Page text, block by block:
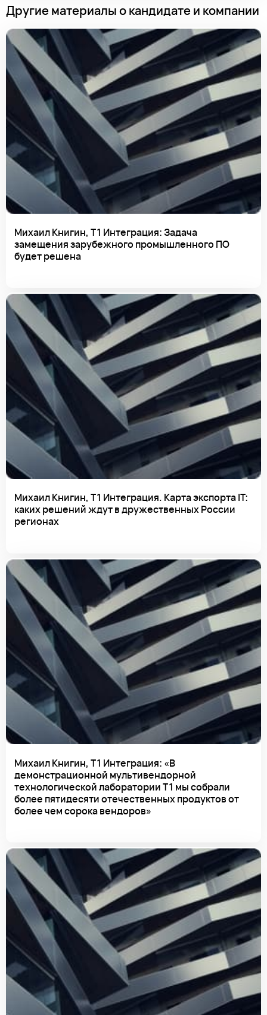
Другие материалы о кандидате и компании
Михаил Книгин, Т1 Интеграция: Задача
замещения зарубежного промышленного ПО
будет решена
Михаил Книгин, Т1 Интеграция. Карта экспорта IТ:
каких решений ждут в дружественных России
регионах
Михаил Книгин, Т1 Интеграция: «В
демонстрационной мультивендорной
технологической лаборатории Т1 мы собрали
более пятидесяти отечественных продуктов от
более чем сорока вендоров»